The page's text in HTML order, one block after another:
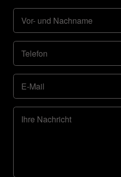
Vor- und Nachname
Telefon
E-Mail
Ihre Nachricht